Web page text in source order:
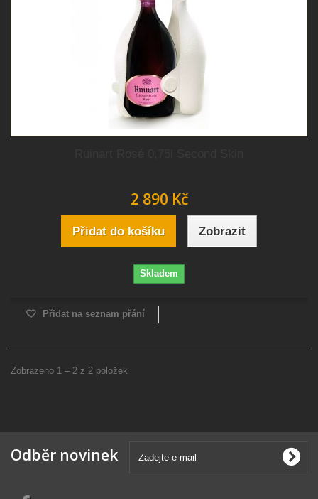
2 890 Kč
Přidat do košíku Zobrazit
Skladem
Přidat na seznam přání
Zobrazeno 1 – 2 z 2 položek
Odběr novinek